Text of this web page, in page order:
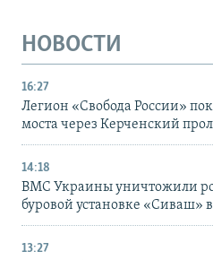
НОВОСТИ
16:27
Легион «Свобода России»
моста через Керченский
14:18
ВМС Украины уничтожили
буровой установке «Сиваш»
13:27